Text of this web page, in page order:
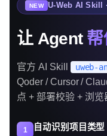
NEW U-Web AI Skill
让 Agent
官方 AI Skill uweb-
Qoder / Cursor /
点 + 部署校验 + 浏览
1 自动识别项目类型